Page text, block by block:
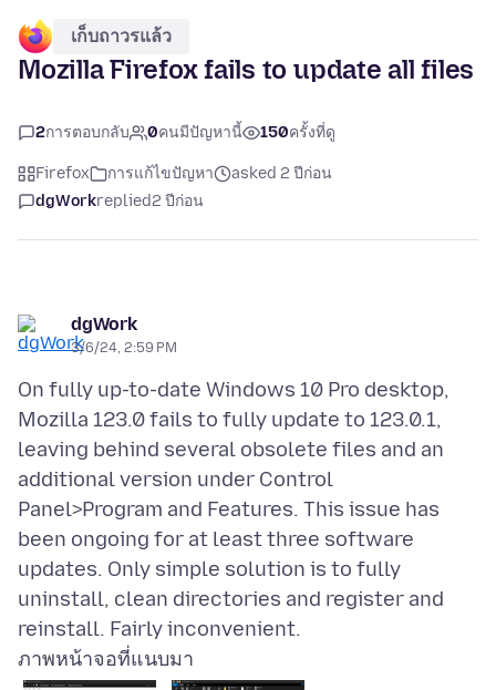
เก็บถาวรแล้ว
Mozilla Firefox fails to update all files
2การตอบกลับ 0คนมีปัญหานี้ 150ครั้งที่ดู
Firefox การแก้ไขปัญหา
asked 2 ปีก่อน
dgWorkreplied2 ปีก่อน
dgWork
3/6/24, 2:59 PM
On fully up-to-date Windows 10 Pro desktop,
Mozilla 123.0 fails to fully update to 123.0.1,
leaving behind several obsolete files and an
additional version under Control
Panel>Program and Features. This issue has
been ongoing for at least three software
updates. Only simple solution is to fully
uninstall, clean directories and register and
ภาพหน้าจอที่แนบมา